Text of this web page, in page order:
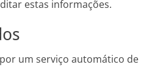
estas informações.
um serviço automático de